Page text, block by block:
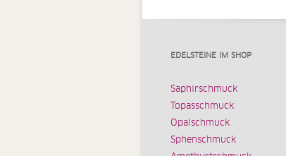
EDELSTEINE IM SHOP
Saphirschmuck
Topasschmuck
Opalschmuck
Sphenschmuck